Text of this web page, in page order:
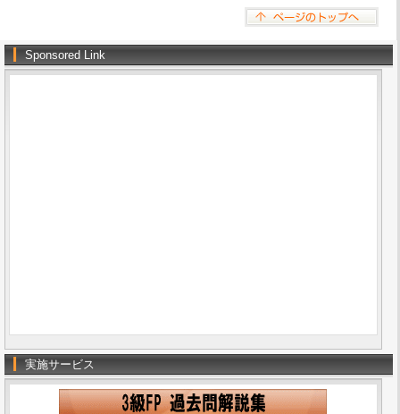
Sponsored Link
実施サービス